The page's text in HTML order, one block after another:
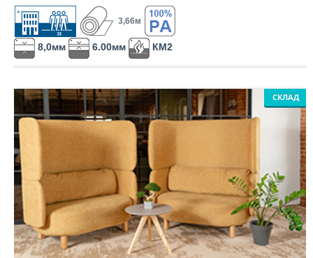
3,66м
8,0мм 6.00мм КМ2
СКЛАД